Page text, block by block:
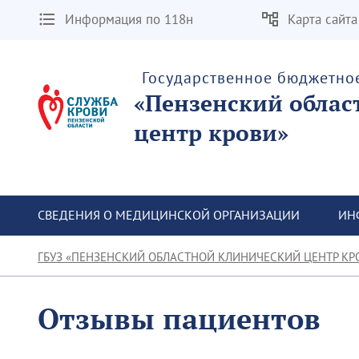
Информация по 118н Карта сайта
Государственное
«Пензенский
центр крови»
СВЕДЕНИЯ О МЕДИЦИНСКОЙ ОРГАНИЗАЦИИ
ГБУЗ «ПЕНЗЕНСКИЙ ОБЛАСТНОЙ КЛИНИЧЕСКИЙ ЦЕНТР
Отзывы пациентов